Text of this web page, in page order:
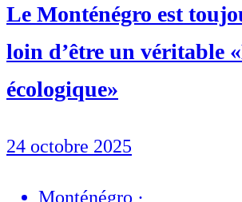
Le Monténégro est
loin d’être un véritable
écologique»
24 octobre 2025
Monténégro ·